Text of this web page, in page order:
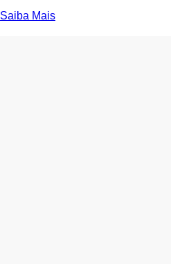
Saiba Mais